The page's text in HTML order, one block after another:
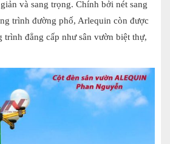
và sang trọng. Chính bởi nét sang
trình đường phố, Arlequin còn được
trình đẳng cấp như sân vườn biệt thự,